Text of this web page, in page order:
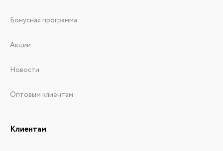
Бонусная программа
Акции
Новости
Оптовым клиентам
Клиентам